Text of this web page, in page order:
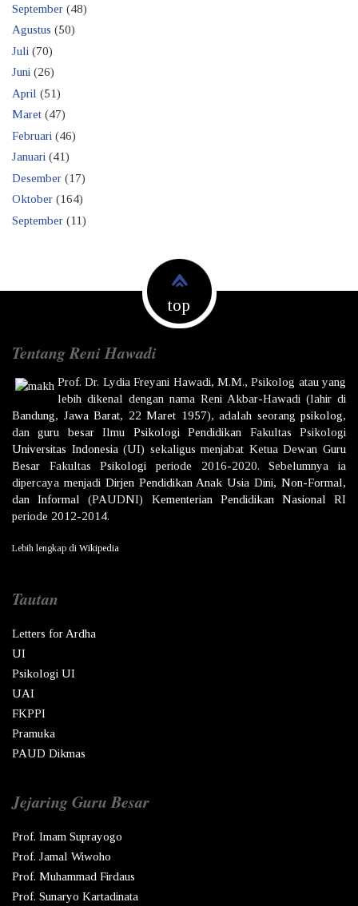
September (48)
Agustus (50)
Juli (70)
Juni (26)
April (51)
Maret (47)
Februari (46)
Januari (41)
Desember (17)
Oktober (164)
September (11)
top
Tentang Reni Hawadi
Prof. Dr. Lydia Freyani Hawadi, M.M., Psikolog atau yang
lebih dikenal dengan nama Reni Akbar-Hawadi (lahir di
Bandung, Jawa Barat, 22 Maret 1957), adalah seorang psikolog,
danguru besarIlmu Psikologi Pendidikan Fakultas Psikologi
Universitas Indonesia(UI) sekaligus menjabat Ketua DewanGuru
Besar FakultasPsikologi periode 2016-2020. Sebelumnya ia
dipercaya menjadi Dirjen Pendidikan Anak Usia Dini, Non-Formal,
dan Informal (PAUDNI) Kementerian Pendidikan Nasional
RI
periode 2012-2014.
Lebih lengkap di Wikipedia
Tautan
Letters for Ardha
UI
Psikologi UI
UAI
FKPPI
Pramuka
PAUD Dikmas
Jejaring Guru Besar
Prof. Imam Suprayogo
Prof. Jamal Wiwoho
Prof. Muhammad Firdaus
Prof. Sunaryo Kartadinata